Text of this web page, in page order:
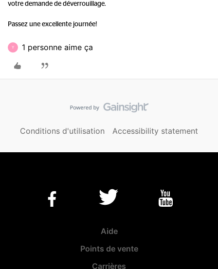
votre demande de déverrouillage.
Passez une excellente journée!
Y 1 personne aime ça
Conditions d'utilisation Accessibility statement
Aide
Points de vente
Carrières